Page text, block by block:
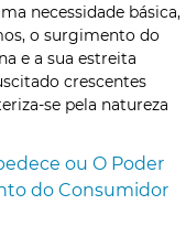
necessidade básica,
o surgimento do
e a sua estreita
crescentes
se pela natureza
ou O Poder
do Consumidor